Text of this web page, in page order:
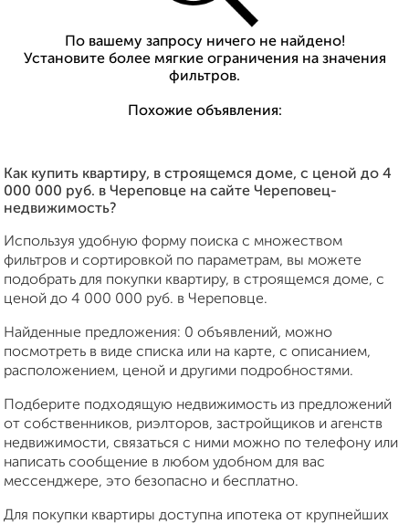
По вашему запросу ничего не найдено!
Установите более мягкие ограничения на значения
фильтров.
Похожие объявления:
Как купить квартиру, в строящемся доме, c ценой до 4
000 000 руб. в Череповце на сайте Череповец-
недвижимость?
Используя удобную форму поиска с множеством
фильтров и сортировкой по параметрам, вы можете
подобрать для покупки квартиру, в строящемся доме, c
ценой до 4 000 000 руб. в Череповце.
Найденные предложения: 0 объявлений, можно
посмотреть в виде списка или на карте, с описанием,
расположением, ценой и другими подробностями.
Подберите подходящую недвижимость из предложений
от собственников, риэлторов, застройщиков и агенств
недвижимости, связаться с ними можно по телефону или
написать сообщение в любом удобном для вас
мессенджере, это безопасно и бесплатно.
Для покупки квартиры доступна ипотека от крупнейших